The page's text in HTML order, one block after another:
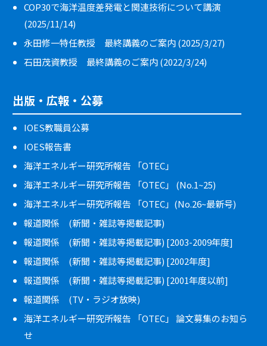
COP30で海洋温度差発電と関連技術について講演
(2025/11/14)
永田修一特任教授 最終講義のご案内 (2025/3/27)
石田茂資教授 最終講義のご案内 (2022/3/24)
出版・広報・公募
IOES教職員公募
IOES報告書
海洋エネルギー研究所報告 「OTEC」
海洋エネルギー研究所報告 「OTEC」 (No.1~25)
海洋エネルギー研究所報告 「OTEC」(No.26~最新号)
報道関係 (新聞・雑誌等掲載記事)
報道関係 (新聞・雑誌等掲載記事) [2003-2009年度]
報道関係 (新聞・雑誌等掲載記事) [2002年度]
報道関係 (新聞・雑誌等掲載記事) [2001年度以前]
報道関係 (TV・ラジオ放映)
海洋エネルギー研究所報告 「OTEC」 論文募集のお知ら
せ